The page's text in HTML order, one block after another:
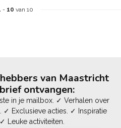
- 10 van 10
van Maastricht
ontvangen:
in je mailbox. ✓ Verhalen over
✓ Exclusieve acties. ✓ Inspiratie
Leuke activiteiten.